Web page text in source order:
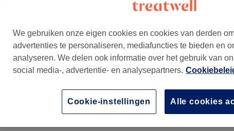
Belgium, 3191
Gainage des ongles
We gebruiken onze eigen cookies en cookies van derden
advertenties te personaliseren, mediafuncties te bieden en
analyseren. We delen ook informatie over het gebruik van
social media-, advertentie- en analysepartners.
Alle cookies
Cookie-instellingen